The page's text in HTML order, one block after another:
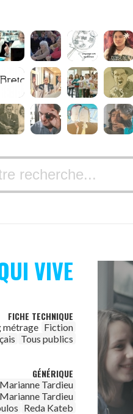
VIVE
FICHE TECHNIQUE
métrage Fiction
Tous publics
GÉNÉRIQUE
Marianne Tardieu
Marianne Tardieu
Reda Kateb